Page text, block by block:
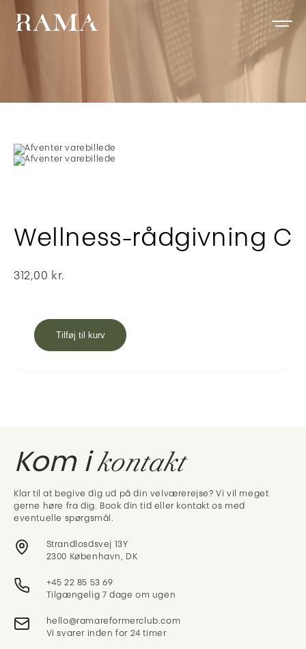
Wellness-rådgivning C
312,00 kr.
Tilføj til kurv
Kom ikontakt
Klar til at begive dig ud på din velværerejse? Vi vil meget
gerne høre fra dig. Book din tid eller kontakt os med
eventuelle spørgsmål.
Strandlosdsvej 13Y
2300 København, DK
+45 22 85 53 69
Tilgængelig 7 dage om ugen
Vi svarer inden for 24 timer